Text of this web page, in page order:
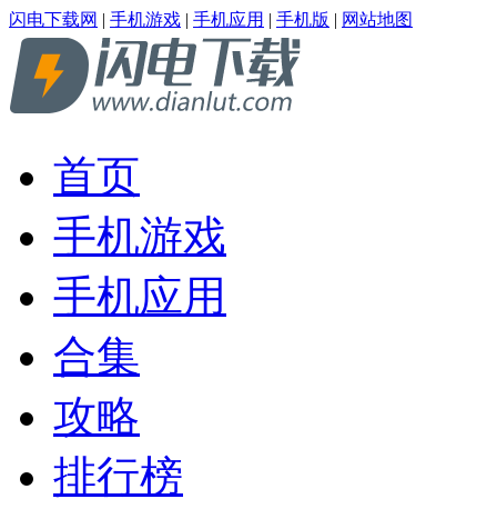
闪电下载网 | 手机游戏 | 手机应用 | 手机版 | 网站地图
首页
手机游戏
手机应用
合集
攻略
排行榜